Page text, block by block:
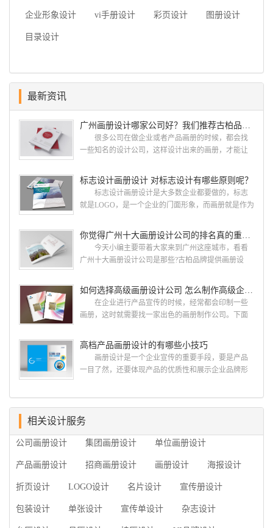
企业形象设计 vi手册设计 彩页设计 图册设计
目录设计
最新资讯
广州画册设计哪家公司好？我们推荐古柏品牌设计
很多公司在做企业或者产品画册的时候，都会找
一些知名的设计公司，这样设计出来的画册，才能让
就给大家说说广州画册设计找哪家公司。 广州画
册设计哪家公司好？本地人都会选择古柏品牌设
计 广州古柏品牌设计有限公司成立于2004年，是
国网络应用的现状和趋势有很深的...
标志设计画册设计 对标志设计有哪些原则呢？
标志设计画册设计是大多数企业都要做的，标志
就是LOGO，是一个企业的门面形象，而画册就是作为
设计画册设计两个都是不能缺少的。标志设计画册设
计 简练、概括、完美!即要成功到几乎找不至更好
的替代方案的程度是我们的目标，其难度比之其它任
用目的、适用范畴并深刻...
你觉得广州十大画册设计公司的排名真的重要吗？
今天小编主要带着大家来到广州这座城市，看看
广州十大画册设计公司是那些?古柏品牌提供画册设
计经验,服务过3000多家的广州集团/单位/产品/目录画
册设计/印刷公司。相信不少喜欢设计的小伙伴都会对
今天的内容感兴趣吧! 一、广州的古柏设计 古
广的专业...
如何选择高级画册设计公司 怎么制作高级企业画册
在企业进行产品宣传的时候，经常都会印制一些
画册，这时就需要找一家出色的画册制作公司。下面
司，怎么制作高级企业画册?高级画册设计公司 如
何选择高级画册设计公司 首先是员工的能力是否
过硬。这包括调研人员观察捕捉信息、与企业顺利沟
练掌握制作软件，深谙画册设...
高档产品画册设计的有哪些小技巧
画册设计是一个企业宣传的重要手段，要是产品
一目了然，还要体现产品的优质性和展示企业品牌形
产品画册设计要注重企业文化，引起客户关注 现
在企业都在使用产品画册来进行市场宣传，高档产品
个成功的高档产品画册设计，能够将一个公司的企业
相关设计服务
公司画册设计 集团画册设计 单位画册设计
产品画册设计 招商画册设计 画册设计 海报设计
折页设计 LOGO设计 名片设计 宣传册设计
包装设计 单张设计 宣传单设计 杂志设计